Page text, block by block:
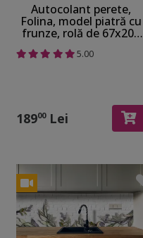
Autocolant perete,
Folina, model piatră cu
frunze, rolă de 67x200
5.00
18900Lei